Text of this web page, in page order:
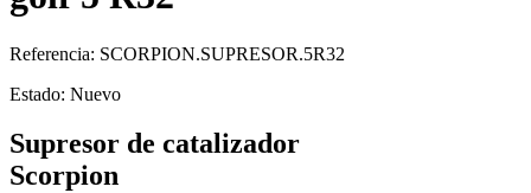
Referencia: SCORPION.SUPRESOR.5R32
Estado: Nuevo
Supresor de catalizador
Scorpion